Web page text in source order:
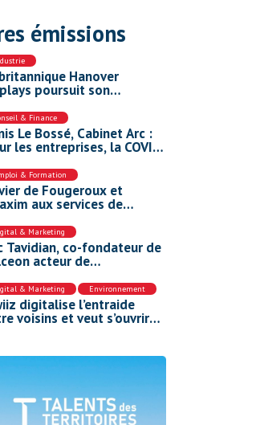
émissions
Hanover
poursuit son
& Finance
Le Bossé, Cabinet Arc :
les entreprises, la COVID
en Ukraine »
& Formation
de Fougeroux et
aux services de
& Marketing
Tavidian, co-fondateur de
acteur de
génération.
& Marketing , Environnement
digitalise l’entraide
voisins et veut s’ouvrir